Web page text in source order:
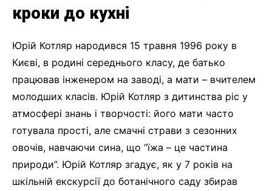
кроки до кухні
Юрій Котляр народився 15 травня 1996 року в
Києві, в родині середнього класу, де батько
працював інженером на заводі, а мати – вчителем
молодших класів. Юрій Котляр з дитинства ріс у
атмосфері знань і творчості: його мати часто
готувала прості, але смачні страви з сезонних
овочів, навчаючи сина, що “їжа – це частина
природи”. Юрій Котляр згадує, як у 7 років на
шкільній екскурсії до ботанічного саду збирав